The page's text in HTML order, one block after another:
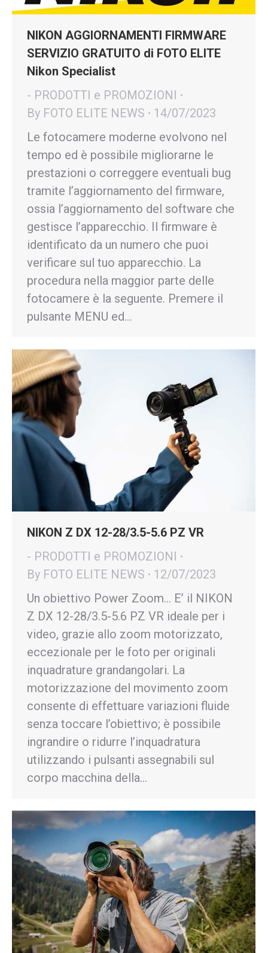
NIKON AGGIORNAMENTI FIRMWARE
SERVIZIO GRATUITO di FOTO ELITE
Nikon Specialist
- PRODOTTI e PROMOZIONI
By FOTO ELITE NEWS
14/07/2023
Le fotocamere moderne evolvono nel
tempo ed è possibile migliorarne le
prestazioni o correggere eventuali bug
tramite l’aggiornamento del firmware,
ossia l’aggiornamento del software che
gestisce l’apparecchio. Il firmware è
identificato da un numero che puoi
verificare sul tuo apparecchio. La
procedura nella maggior parte delle
fotocamere è la seguente. Premere il
pulsante MENU ed…
NIKON Z DX 12-28/3.5-5.6 PZ VR
- PRODOTTI e PROMOZIONI
By FOTO ELITE NEWS
12/07/2023
Un obiettivo Power Zoom… E’ il NIKON
Z DX 12-28/3.5-5.6 PZ VR ideale per i
video, grazie allo zoom motorizzato,
eccezionale per le foto per originali
inquadrature grandangolari. La
motorizzazione del movimento zoom
consente di effettuare variazioni fluide
senza toccare l’obiettivo; è possibile
ingrandire o ridurre l’inquadratura
utilizzando i pulsanti assegnabili sul
corpo macchina della…